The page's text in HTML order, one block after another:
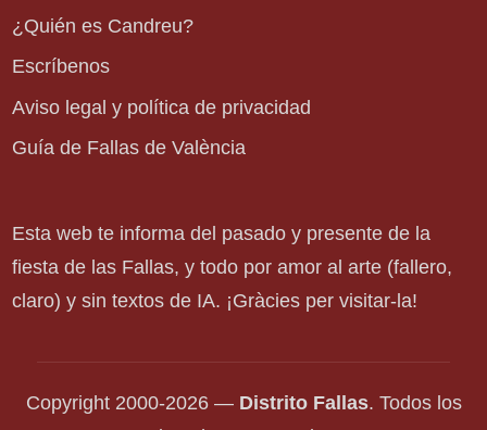
¿Quién es Candreu?
Escríbenos
Aviso legal y política de privacidad
Guía de Fallas de València
Esta web te informa del pasado y presente de la
fiesta de las Fallas, y todo por amor al arte (fallero,
claro) y sin textos de IA. ¡Gràcies per visitar-la!
Copyright 2000-2026 — Distrito Fallas. Todos los